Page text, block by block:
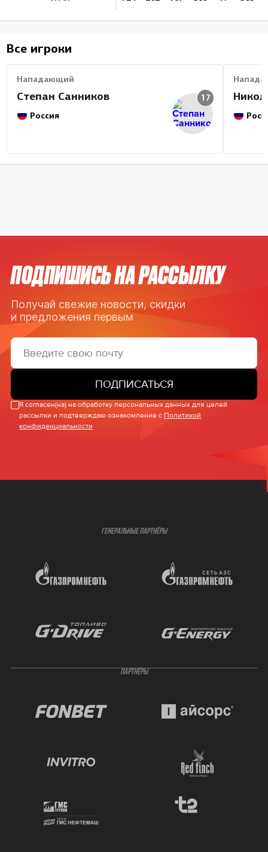
Все игроки
Нападающий
Степан Санников
Россия
17
ПОДПИШИСЬ НА РАССЫЛКУ
Получай свежие новости, скидки
и предложения первым
ПОДПИСАТЬСЯ
Я согласен(на) на обработку персональных данных для целей
рассылки и подтверждаю ознакомление с Политикой
конфиденциальности
ГЕНЕРАЛЬНЫЕ ПАРТНЁРЫ
ПАРТНЁРЫ